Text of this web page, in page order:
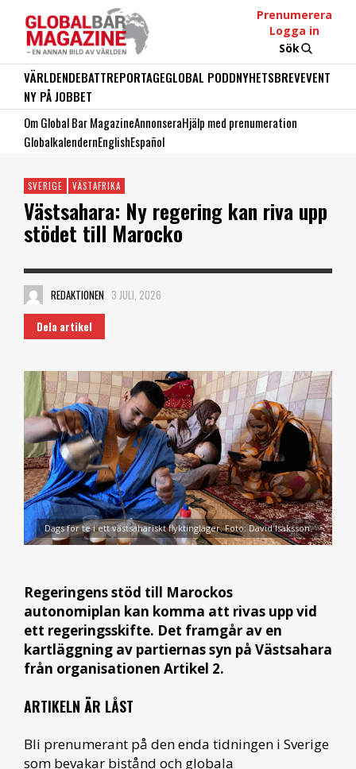
Prenumerera
Logga in
Sök
VÄRLDENDEBATTREPORTAGEGLOBAL PODDNYHETSBREVEVENT
NY PÅ JOBBET
Om Global Bar MagazineAnnonseraHjälp med prenumeration
GlobalkalendernEnglishEspañol
SVERIGE VÄSTAFRIKA
Västsahara: Ny regering kan riva upp
stödet till Marocko
REDAKTIONEN 3 JULI, 2026
Dela artikel
Dags för te i ett västsahariskt flyktingläger. Foto: David Isaksson.
Regeringens stöd till Marockos
autonomiplan kan komma att rivas upp vid
ett regeringsskifte. Det framgår av en
kartläggning av partiernas syn på Västsahara
från organisationen Artikel 2.
ARTIKELN ÄR LÅST
Bli prenumerant på den enda tidningen i Sverige
som bevakar bistånd och globala